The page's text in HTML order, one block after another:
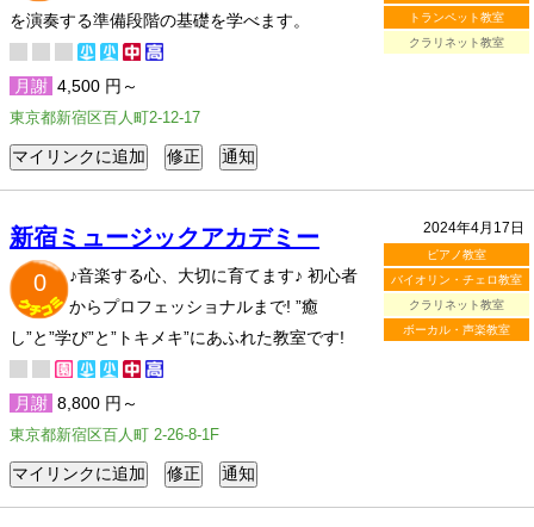
トランペット教室
クラリネット教室
を演奏する準備段階の基礎を学べます。
月謝 4,500 円～
東京都新宿区百人町2-12-17
2024年4月17日
ピアノ教室
バイオリン・チェロ教室
クラリネット教室
ボーカル・声楽教室
新宿ミュージックアカデミー
0
♪音楽する心、大切に育てます♪ 初心者
からプロフェッショナルまで! ”癒
し”と”学び”と”トキメキ”にあふれた教室です!
月謝 8,800 円～
東京都新宿区百人町 2-26-8-1F